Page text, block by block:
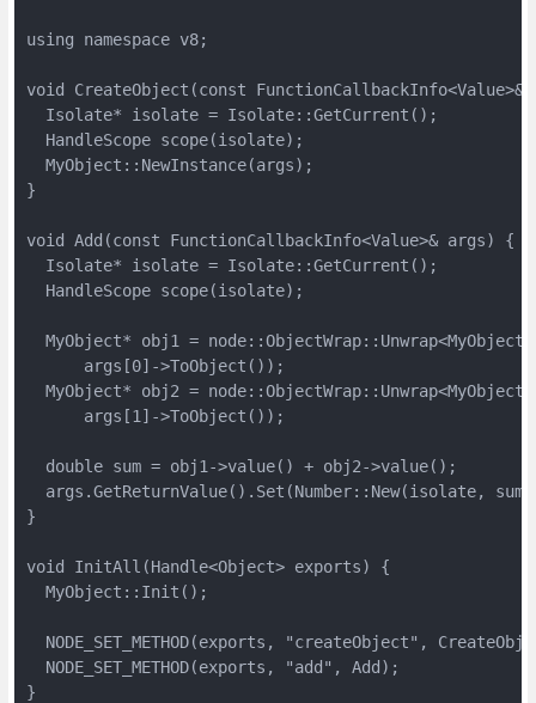
using namespace v8;
void CreateObject(const
  Isolate* isolate = Isolate::GetCurrent();
  HandleScope scope(isolate);
  MyObject::NewInstance(args);
}
void Add(const FunctionCallbackInfo<Value>& args) {
  Isolate* isolate = Isolate::GetCurrent();
  HandleScope scope(isolate);
MyObject* obj1 =
      args[0]->ToObject());
MyObject* obj2 =
      args[1]->ToObject());
  double sum = obj1->value() + obj2->value();
args.GetReturnValue().Set(Number::New(isolate,
}
void InitAll(Handle<Object> exports) {
  MyObject::Init();
NODE_SET_METHOD(exports, "createObject",
  NODE_SET_METHOD(exports, "add", Add);
}